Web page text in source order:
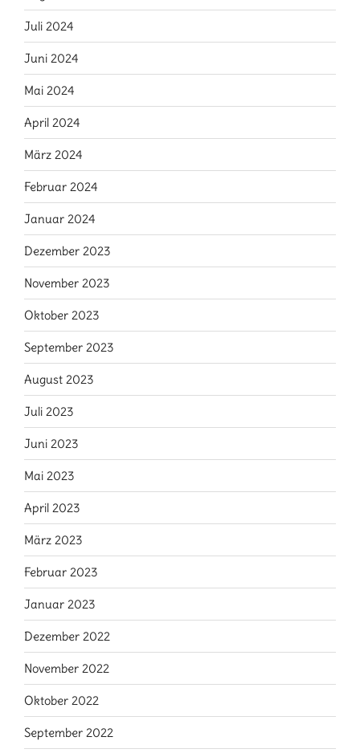
Juli 2024
Juni 2024
Mai 2024
April 2024
März 2024
Februar 2024
Januar 2024
Dezember 2023
November 2023
Oktober 2023
September 2023
August 2023
Juli 2023
Juni 2023
Mai 2023
April 2023
März 2023
Februar 2023
Januar 2023
Dezember 2022
November 2022
Oktober 2022
September 2022